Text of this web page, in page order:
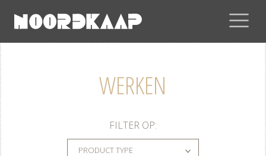
WERKEN
FILTER OP:
PRODUCT TYPE